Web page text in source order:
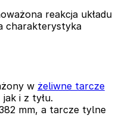
reakcja układu
charakterystyka
w żeliwne tarcze
i z tyłu.
mm, a tarcze tylne